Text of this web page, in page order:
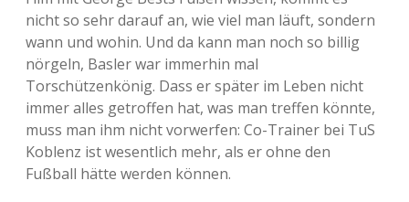
nicht so sehr darauf an, wie viel man läuft, sondern
wann und wohin. Und da kann man noch so billig
nörgeln, Basler war immerhin mal
Torschützenkönig. Dass er später im Leben nicht
immer alles getroffen hat, was man treffen könnte,
muss man ihm nicht vorwerfen: Co-Trainer bei TuS
Koblenz ist wesentlich mehr, als er ohne den
Fußball hätte werden können.